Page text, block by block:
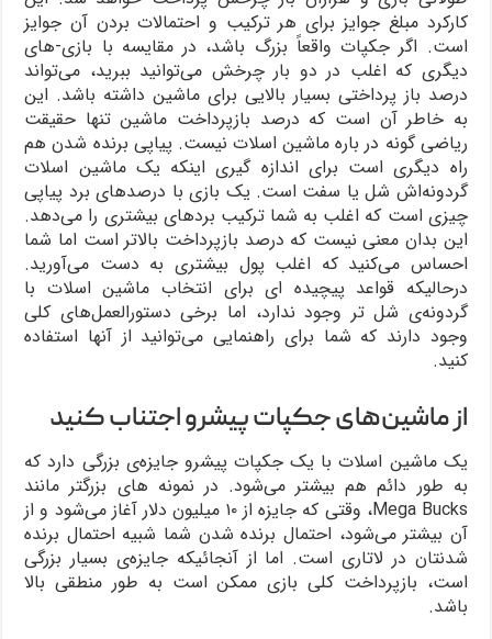
کارکرد مبلغ جوایز برای هر ترکیب و احتمالات بردن آن جوایز
است. اگر جکپات واقعاً بزرگ باشد، در مقایسه با بازی-های
دیگری که اغلب در دو بار چرخش می‌توانید ببرید، می‌تواند
درصد باز پرداختی بسیار بالایی برای ماشین داشته باشد. این
به خاطر آن است که درصد بازپرداخت ماشین تنها حقیقت
ریاضی گونه در باره ماشین اسلات نیست. پیاپی برنده شدن هم
راه دیگری است برای اندازه گیری اینکه یک ماشین اسلات
گردونه‌اش شل یا سفت است. یک بازی با درصدهای برد پیاپی
چیزی است که اغلب به شما ترکیب بردهای بیشتری را می‌دهد.
این بدان معنی نیست که درصد بازپرداخت بالاتر است اما شما
احساس می‌کنید که اغلب پول بیشتری به دست می‌آورید.
درحالیکه قواعد پیچیده ای برای انتخاب ماشین اسلات با
گردونه‌ی شل تر وجود ندارد، اما برخی دستورالعمل‌های کلی
وجود دارند که شما برای راهنمایی می‌توانید از آنها استفاده
کنید.
از ماشین‌های جکپات پیشرو اجتناب کنید
یک ماشین اسلات با یک جکپات پیشرو جایزه‌ی بزرگی دارد که
به طور دائم هم بیشتر می‌شود. در نمونه های بزرگتر مانند
Mega Bucks، وقتی که جایزه از ۱۰ میلیون دلار آغاز می‌شود و از
آن بیشتر می‌شود، احتمال برنده شدن شما شبیه احتمال برنده
شدنتان در لاتاری است. اما از آنجائیکه جایزه‌ی بسیار بزرگی
است، بازپرداخت کلی بازی ممکن است به طور منطقی بالا
باشد.